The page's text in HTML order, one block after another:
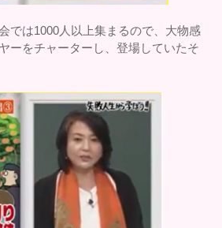
では1000人以上集まるので、大物感
ーをチャーターし、登場していたそ